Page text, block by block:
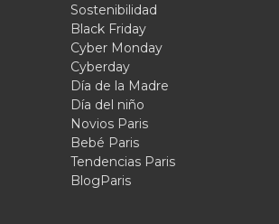
Sostenibilidad
Black Friday
Cyber Monday
Cyberday
Día de la Madre
Día del niño
Novios Paris
Bebé Paris
Tendencias Paris
BlogParis